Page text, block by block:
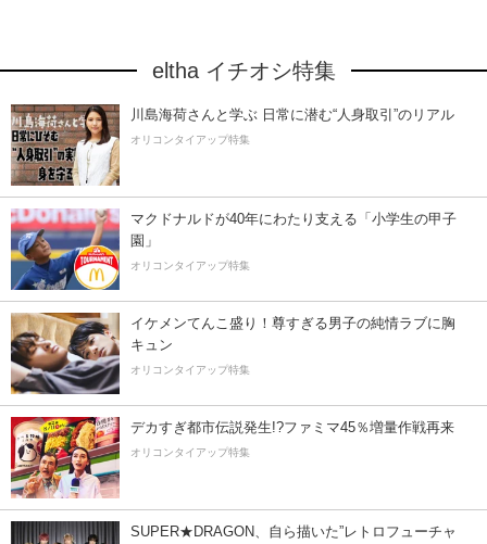
eltha イチオシ特集
川島海荷さんと学ぶ 日常に潜む“人身取引”のリアル
オリコンタイアップ特集
マクドナルドが40年にわたり支える「小学生の甲子
園」
オリコンタイアップ特集
イケメンてんこ盛り！尊すぎる男子の純情ラブに胸
キュン
オリコンタイアップ特集
デカすぎ都市伝説発生!?ファミマ45％増量作戦再来
オリコンタイアップ特集
SUPER★DRAGON、自ら描いた”レトロフューチャ